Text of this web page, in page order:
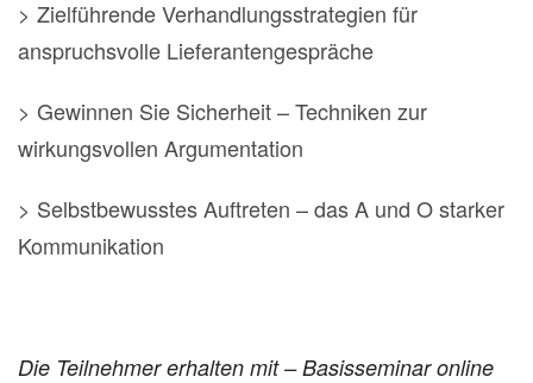
> Zielführende Verhandlungsstrategien für
anspruchsvolle Lieferantengespräche
> Gewinnen Sie Sicherheit – Techniken zur
wirkungsvollen Argumentation
> Selbstbewusstes Auftreten – das A und O starker
Kommunikation
Die Teilnehmer erhalten mit – Basisseminar online